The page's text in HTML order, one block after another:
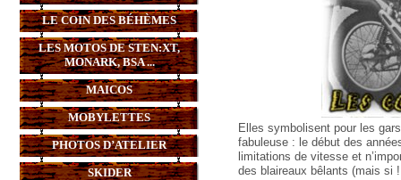
LE COIN DES BÉHÈMES
LES MOTOS DE STEN:XT,
MONARK, BSA ...
MAICOS
MOBYLETTES
PHOTOS D’ATELIER
SKIDER
Elles symbolisent pour les
fabuleuse : le début des
limitations de vitesse et
des blaireaux bêlants (mais si